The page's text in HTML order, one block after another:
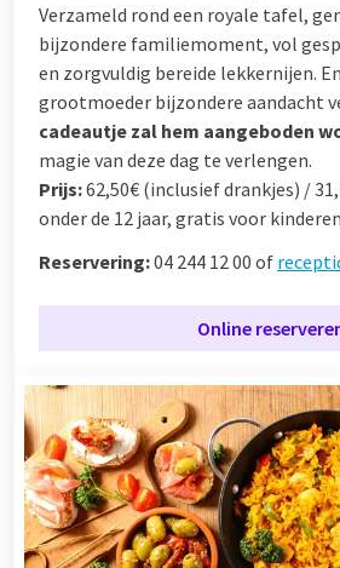
Verzameld rond een royale tafel,
bijzondere familiemoment, vol
en zorgvuldig bereide lekkernijen.
grootmoeder bijzondere aandacht
cadeautje zal hem aangeboden
magie van deze dag te verlengen.
Prijs:62,50€ (inclusief drankjes) /
onder de 12 jaar, gratis voor
Reservering:04 244 12 00 of
Online